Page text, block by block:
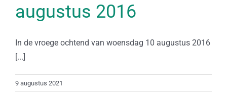
augustus 2016
In de vroege ochtend van woensdag 10 augustus 2016
[...]
9 augustus 2021